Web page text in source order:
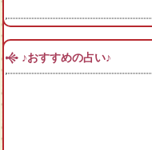
♪おすすめの占い♪